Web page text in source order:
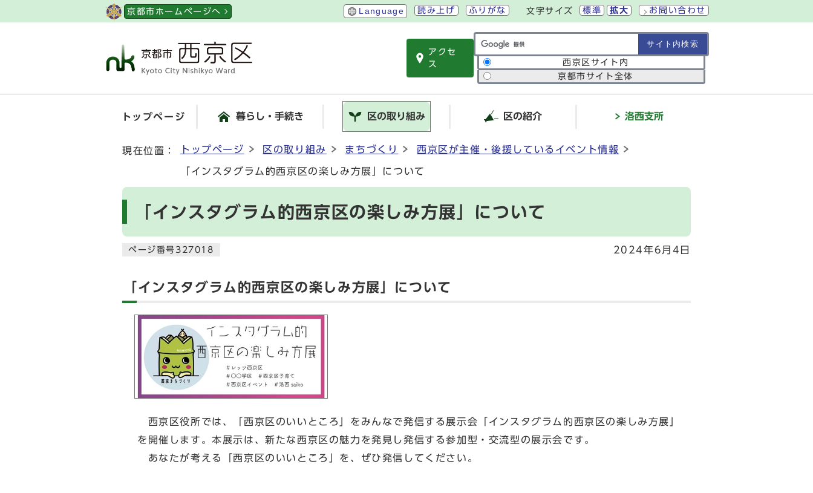
京都市ホームページへ Language 読み上げ ふりがな 文字サイズ 標準 拡大 お問い合わせ
アクセ
ス
サイト内検索の範囲
西京区サイト内
京都市サイト全体
トップページ 暮らし・手続き 区の取り組み 区の紹介 洛西支所
現在位置： トップページ 区の取り組み まちづくり 西京区が主催・後援しているイベント情報
「インスタグラム的西京区の楽しみ方展」について
「インスタグラム的西京区の楽しみ方展」について
ページ番号327018 2024年6月4日
「インスタグラム的西京区の楽しみ方展」について
西京区役所では、「西京区のいいところ」をみんなで発信する展示会「インスタグラム的西京区の楽しみ方展」
を開催します。本展示は、新たな西京区の魅力を発見し発信する参加型・交流型の展示会です。
あなたが考える「西京区のいいところ」を、ぜひ発信してください。